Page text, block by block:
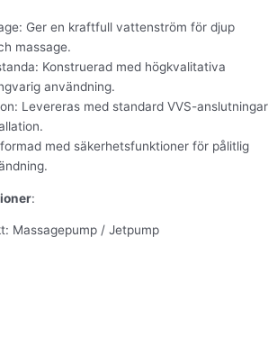
Ger en kraftfull vattenström för djup
massage.
Konstruerad med högkvalitativa
användning.
Levereras med standard VVS-anslutningar
med säkerhetsfunktioner för pålitlig
:
Massagepump / Jetpump